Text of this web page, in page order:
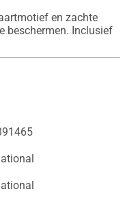
en zachte
beschermen. Inclusief